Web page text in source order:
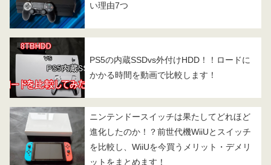
い理由7つ
PS5の内蔵SSDvs外付けHDD！！ロードに
かかる時間を動画で比較します！
ニンテンドースイッチは果たしてどれほど
進化したのか！？前世代機WiiUとスイッチ
を比較し、WiiUを今買うメリット・デメリ
ットをまとめます！